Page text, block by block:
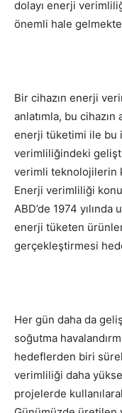
dolayı enerji
önemli hale
Bir cihazın enerji
anlatımla, bu cihazın
enerji tüketimi ile bu
verimliliğindeki
verimli teknolojilerin
Enerji verimliliği
ABD’de 1974
enerji tüketen
gerçekleştirmesi
Her gün daha da
soğutma
hedeflerden biri
verimliliği daha
projelerde